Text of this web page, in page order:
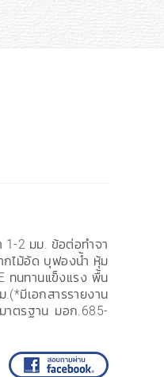
1-2 มม. ข้อต่อทำจา
ไม้อัด บุฟองน้ำ หุ้ม
ทนทานแข็งแรง พื้น
มีเอกสารรายงาน
าตรฐาน มอก.685-